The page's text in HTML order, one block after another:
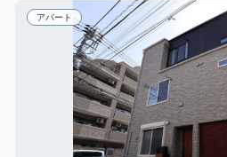
アパート